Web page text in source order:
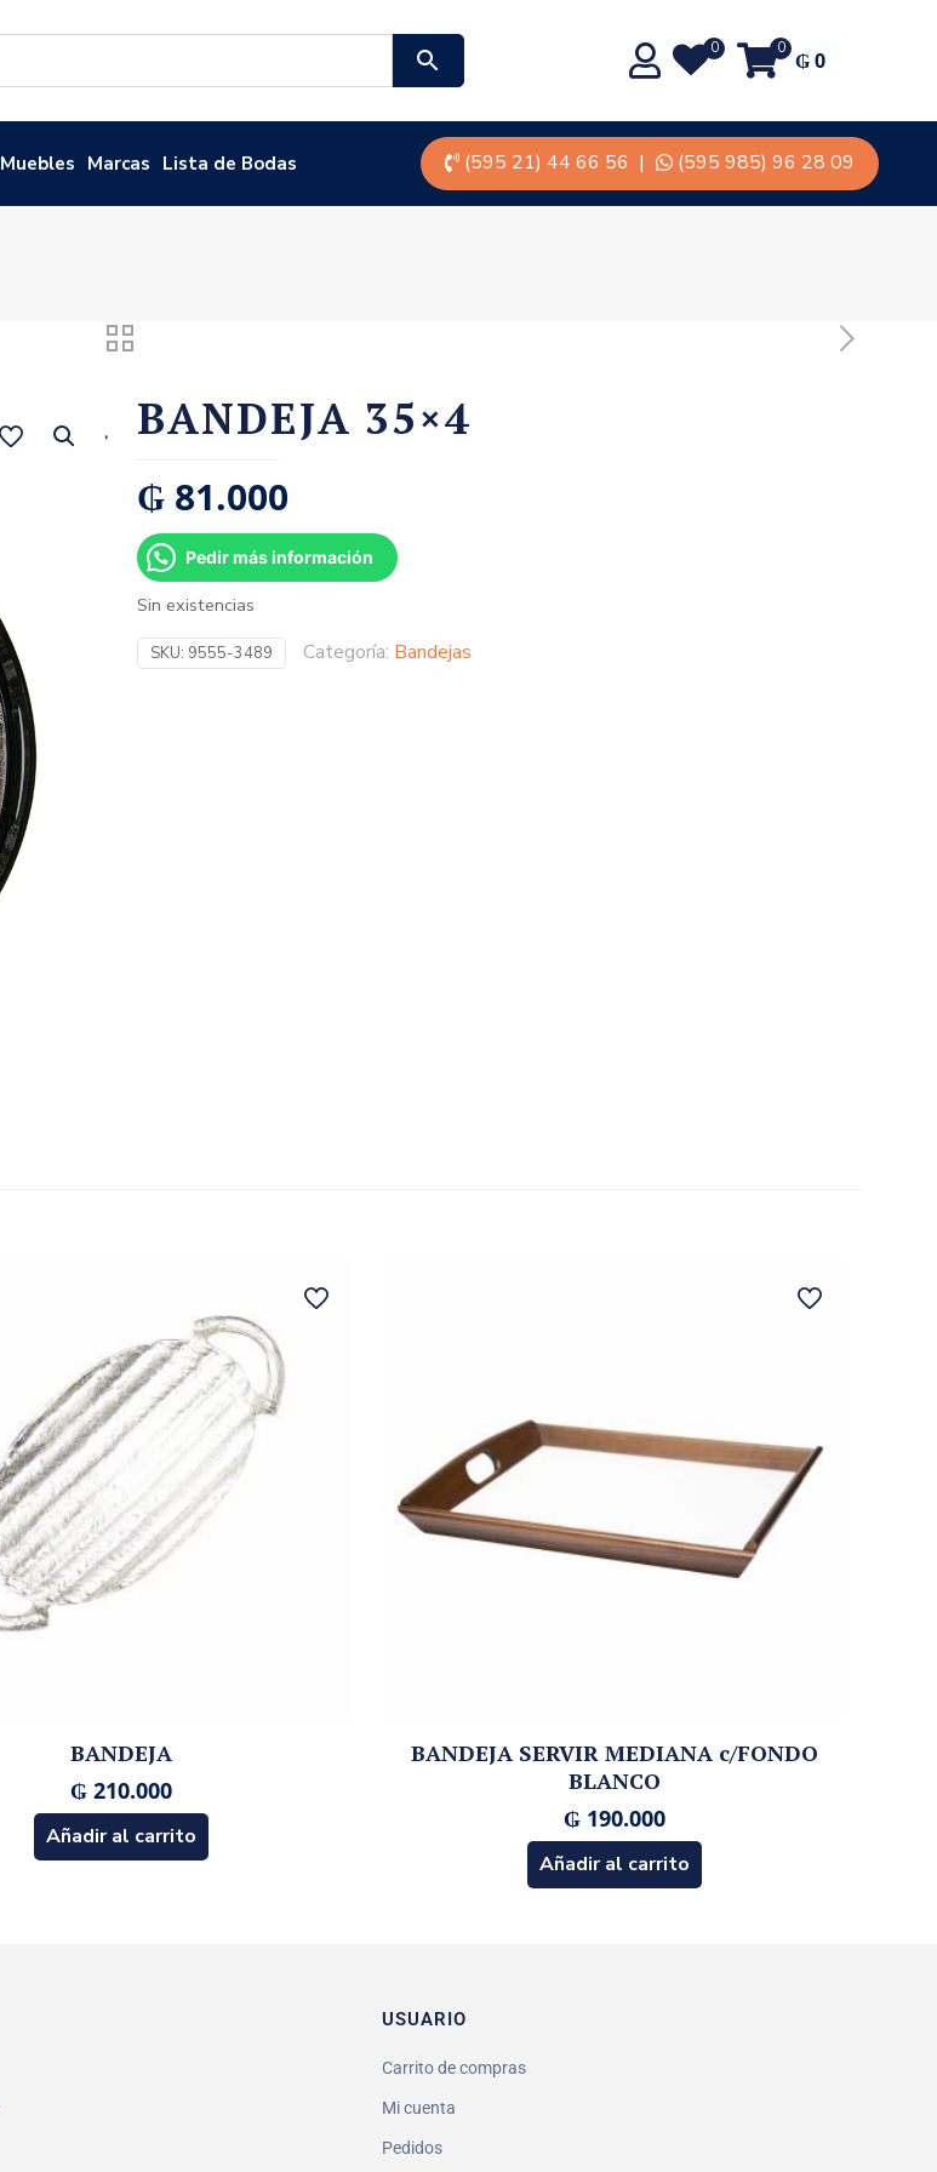
0 0 ₲0
Muebles Marcas Lista de Bodas (595 21) 44 66 56 | (595 985) 96 28 09
BANDEJA 35×4
₲ 81.000
Pedir más información
Sin existencias
SKU: 9555-3489 Categoría: Bandejas
BANDEJA
₲ 210.000
Añadir al carrito
BANDEJA SERVIR MEDIANA c/FONDO
BLANCO
₲190.000
Añadir al carrito
USUARIO
Carrito de compras
Mi cuenta
Pedidos